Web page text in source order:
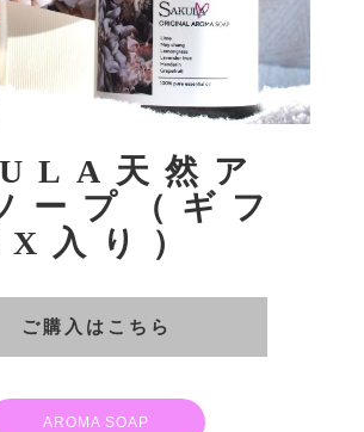
天然ア
ープ（ギフ
入り）
ご購入はこちら
AROMA SOAP